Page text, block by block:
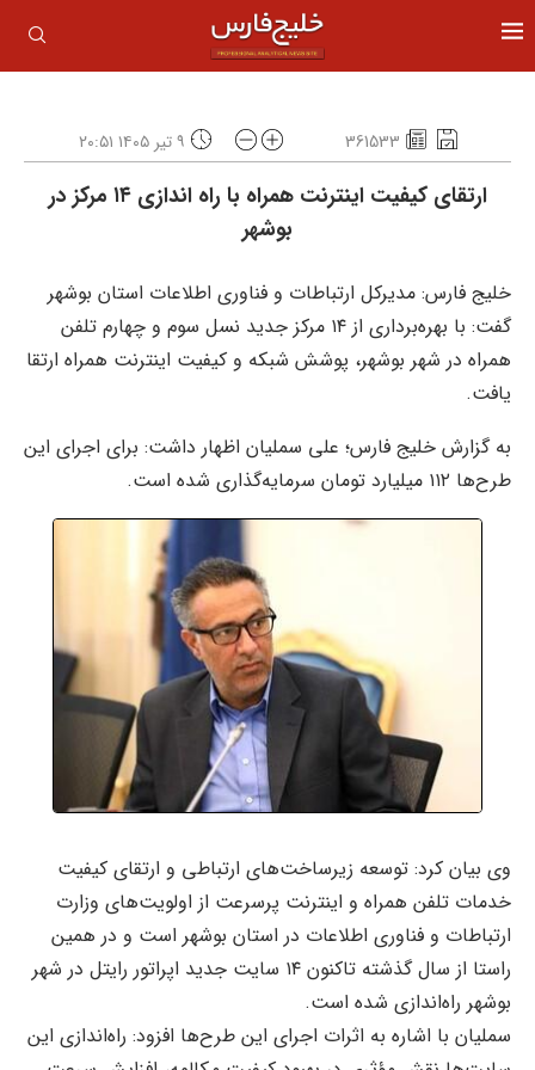
361533 ۹ تیر ۱۴۰۵ ۲۰:۵۱
ارتقای کیفیت اینترنت همراه با راه اندازی ۱۴ مرکز در
بوشهر
خلیج فارس: مدیرکل ارتباطات و فناوری اطلاعات استان بوشهر
گفت: با بهره‌برداری از ۱۴ مرکز جدید نسل سوم و چهارم تلفن
همراه در شهر بوشهر، پوشش شبکه و کیفیت اینترنت همراه ارتقا
یافت.
به گزارش خلیج فارس؛ علی سملیان اظهار داشت: برای اجرای این
طرح‌ها ۱۱۲ میلیارد تومان سرمایه‌گذاری شده است.
وی بیان کرد: توسعه زیرساخت‌های ارتباطی و ارتقای کیفیت
خدمات تلفن همراه و اینترنت پرسرعت از اولویت‌های وزارت
ارتباطات و فناوری اطلاعات در استان بوشهر است و در همین
راستا از سال گذشته تاکنون ۱۴ سایت جدید اپراتور رایتل در شهر
بوشهر راه‌اندازی شده است.
سملیان با اشاره به اثرات اجرای این طرح‌ها افزود: راه‌اندازی این